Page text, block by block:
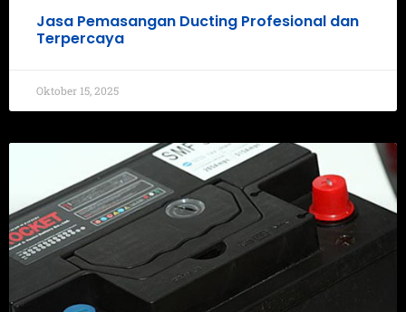
Jasa Pemasangan Ducting Profesional dan
Terpercaya
Oktober 15, 2025